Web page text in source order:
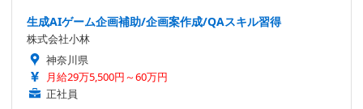
生成AIゲーム企画補助/企画案作成/QAスキル習得
株式会社小林
神奈川県
月給29万5,500円～60万円
正社員